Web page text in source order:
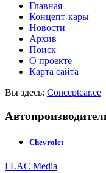
Главная
Концепт-кары
Новости
Архив
Поиск
О проекте
Карта сайта
Вы здесь: Conceptcar.ee
Chevrolet
FLAC Media